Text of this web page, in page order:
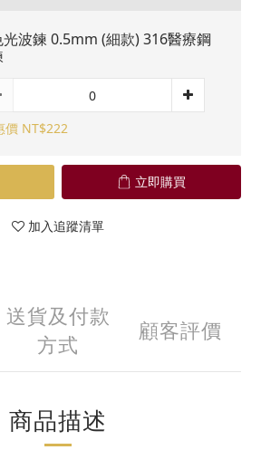
光波鍊 0.5mm (細款) 316醫療鋼
價 NT$222
立即購買
加入追蹤清單
送貨及付款
方式
顧客評價
商品描述